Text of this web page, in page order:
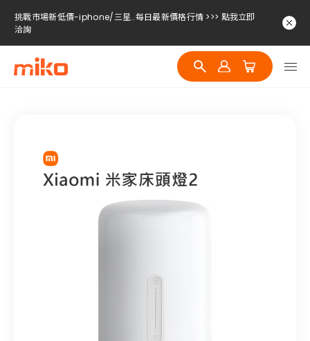
挑戰市場新低價-iphone/三星..每日最新價格行情 >>> 點我立即
洽詢
挑戰市場新低價-iphone/三星..每日最新價格行情 >>> 點我立即
洽詢
挑戰市場新低價-iphone/三星..每日最新價格行情 >>> 點我立即